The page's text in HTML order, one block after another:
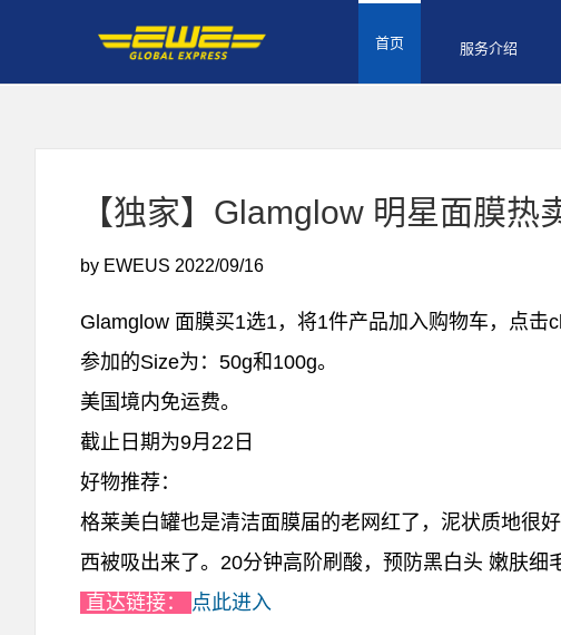
首页 服务介绍
【独家】Glamglow 明星面膜
by EWEUS 2022/09/16
Glamglow 面膜买1选1，将1件产品加入购物车，点击
参加的Size为：50g和100g。
美国境内免运费。
截止日期为9月22日
好物推荐：
格莱美白罐也是清洁面膜届的老网红了，泥状质地很
西被吸出来了。20分钟高阶刷酸，预防黑白头 嫩肤细
直达链接： 点此进入